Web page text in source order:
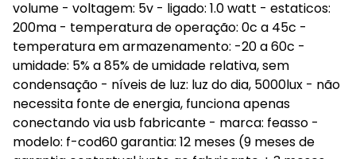
volume - voltagem: 5v - ligado: 1.0 watt - estaticos:
200ma - temperatura de operação: 0c a 45c -
temperatura em armazenamento: -20 a 60c -
umidade: 5% a 85% de umidade relativa, sem
condensação - níveis de luz: luz do dia, 5000lux - não
necessita fonte de energia, funciona apenas
conectando via usb fabricante - marca: feasso -
modelo: f-cod60 garantia: 12 meses (9 meses de